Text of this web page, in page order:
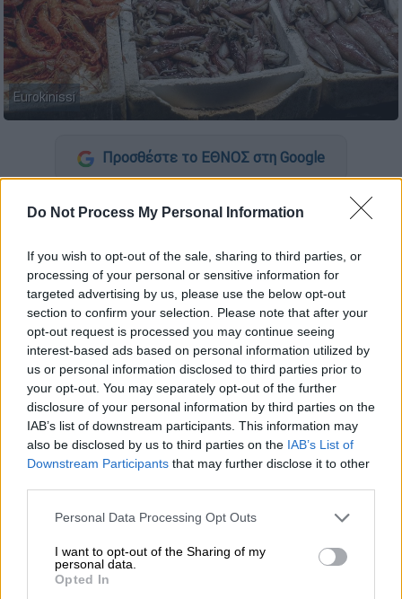
Do Not Process My Personal Information
If you wish to opt-out of the sale, sharing to third parties, or
processing of your personal or sensitive information for
targeted advertising by us, please use the below opt-out
section to confirm your selection. Please note that after your
opt-out request is processed you may continue seeing
interest-based ads based on personal information utilized by
us or personal information disclosed to third parties prior to
your opt-out. You may separately opt-out of the further
disclosure of your personal information by third parties on the
IAB’s list of downstream participants. This information may
also be disclosed by us to third parties on the IAB’s List of
Downstream Participants that may further disclose it to other
Please note that this website/app uses one or more Google
not limited to your visit or usage behaviour. You may click to
grant or deny consent to Google and its third-party tags to
use your data for below specified purposes in below Google
Personal Data Processing Opt Outs
I want to opt-out of the Sharing of my
personal data.
Opted In
Eurokinissi
Προσθέστε το ΕΘΝΟΣ στη Google
Αν καιΚαθαρά Δευτέρα,οι καταναλωτές
τελευταίας στιγμής στις δύο μεγάλες
αγορές (Βαρβάκειο και Ρέντη) και στις
λαϊκές αγορές. Ανοιχτοί είναι βεβαίως οι
φούρνοι, οι χαλβαδοποιΐες, τα
ζαχαροπλαστεία, τα παντοπωλεία, αλλά και
ορισμένα σούπερ μάρκετ.
ΔΙΑΒΑΣΤΕ ΕΠΙΣΗΣ
Ελλάδα|03.03.2025 06:10
Τι πρέπει να γνωρίζετε για τα
Κούλουμα και το έθιμο αιώνων